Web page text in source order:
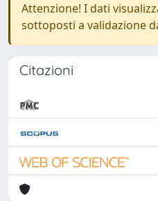
Attenzione! I dati
sottoposti a validazione
Citazioni